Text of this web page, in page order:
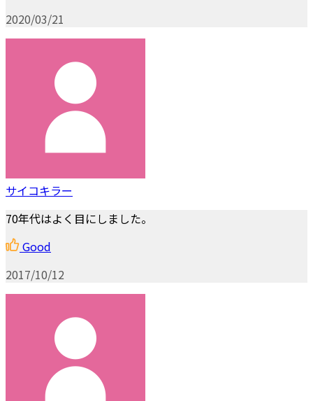
2020/03/21
サイコキラー
70年代はよく目にしました。
Good
2017/10/12